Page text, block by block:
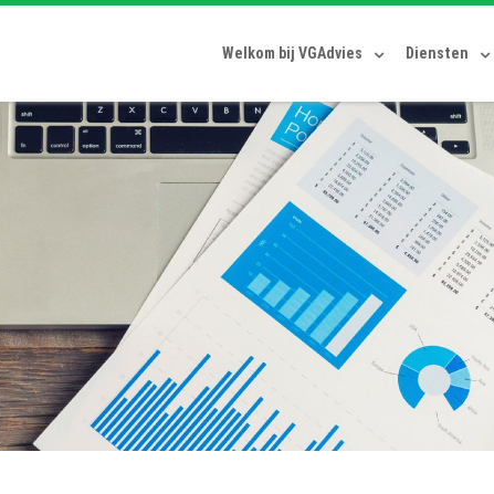
Welkom bij VGAdvies Diensten